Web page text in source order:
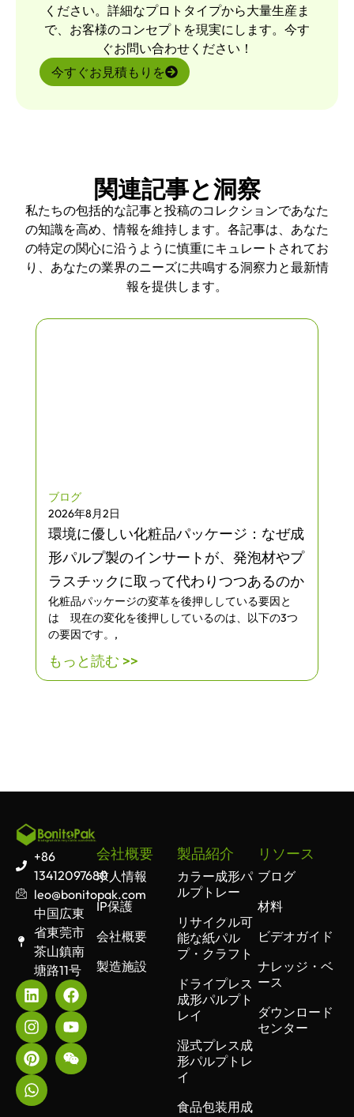
ください。詳細なプロトタイプから大量生産ま
で、お客様のコンセプトを現実にします。今す
ぐお問い合わせください！
今すぐお見積もりを
関連記事と洞察
私たちの包括的な記事と投稿のコレクションであなた
の知識を高め、情報を維持します。各記事は、あなた
の特定の関心に沿うように慎重にキュレートされてお
り、あなたの業界のニーズに共鳴する洞察力と最新情
報を提供します。
ブログ
2026年8月2日
環境に優しい化粧品パッケージ：なぜ成
形パルプ製のインサートが、発泡材やプ
ラスチックに取って代わりつつあるのか
化粧品パッケージの変革を後押ししている要因と
は 現在の変化を後押ししているのは、以下の3つ
の要因です。,
もっと読む >>
+86
13412097680
leo@bonitopak.com
中国広東
省東莞市
茶山鎮南
塘路11号
会社概要
求人情報
IP保護
会社概要
製造施設
製品紹介
カラー成形パ
ルプトレー
リサイクル可
能な紙パル
プ・クラフト
ドライプレス
成形パルプト
レイ
湿式プレス成
形パルプトレ
イ
食品包装用成
リソース
ブログ
材料
ビデオガイド
ナレッジ・ベ
ース
ダウンロード
センター